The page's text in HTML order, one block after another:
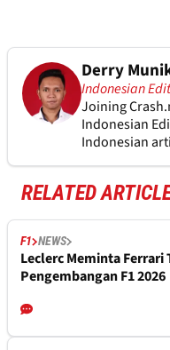
Derry
Indonesian
Joining
Indonesian
Indonesian
RELATED
F1 NEWS
Leclerc Meminta Ferrari
Pengembangan F1 2026